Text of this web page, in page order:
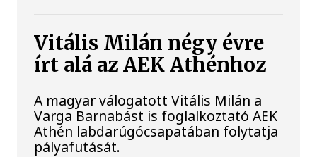
Vitális Milán négy évre
írt alá az AEK Athénhoz
A magyar válogatott Vitális Milán a
Varga Barnabást is foglalkoztató AEK
Athén labdarúgócsapatában folytatja
pályafutását.